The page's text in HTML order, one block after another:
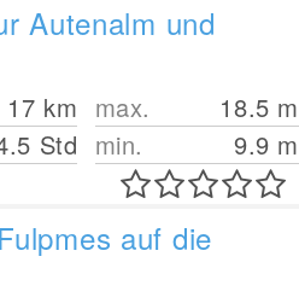
Autenalm und
17 km
Std
max. 18.5 m
min.
9.9 m
auf die